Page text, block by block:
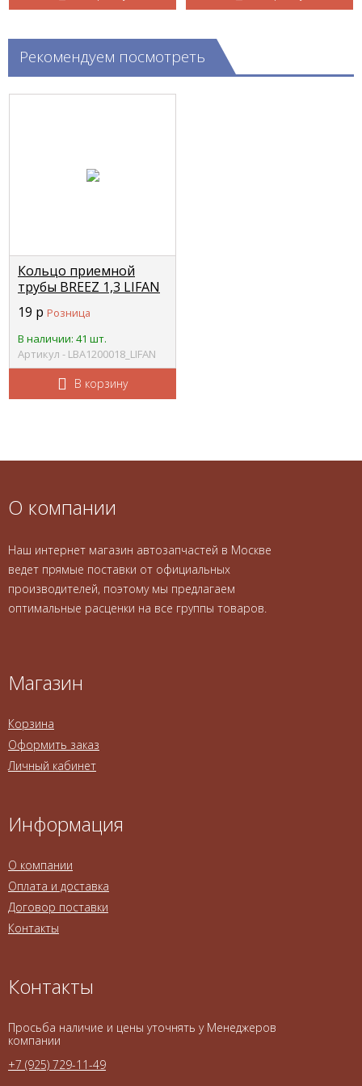
Рекомендуем посмотреть
Кольцо приемной
трубы BREEZ 1,3 LIFAN
LBA1200018
19 р Розница
В наличии: 41 шт.
Артикул - LBA1200018_LIFAN
В корзину
О компании
Наш интернет магазин автозапчастей в Москве
ведет прямые поставки от официальных
производителей, поэтому мы предлагаем
оптимальные расценки на все группы товаров.
Магазин
Корзина
Оформить заказ
Личный кабинет
Информация
О компании
Оплата и доставка
Договор поставки
Контакты
Контакты
Просьба наличие и цены уточнять у Менеджеров
компании
+7 (925) 729-11-49